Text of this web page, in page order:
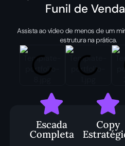
Funil de
Assista ao vídeo de menos de um
estrutura na prática.
Escada
Completa
Copy